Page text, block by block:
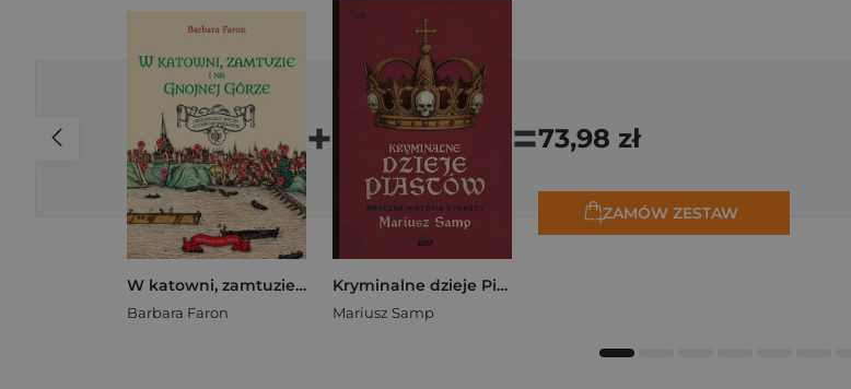
W katowni, zamtuzie i na gnojnej górze. Historyczny spacer po dawnej Warszawie
Barbara Faron
+
Kryminalne dzieje Piastów. Mroczna historia dynastii
Mariusz Samp
=73,98 zł
ZAMÓW ZESTAW